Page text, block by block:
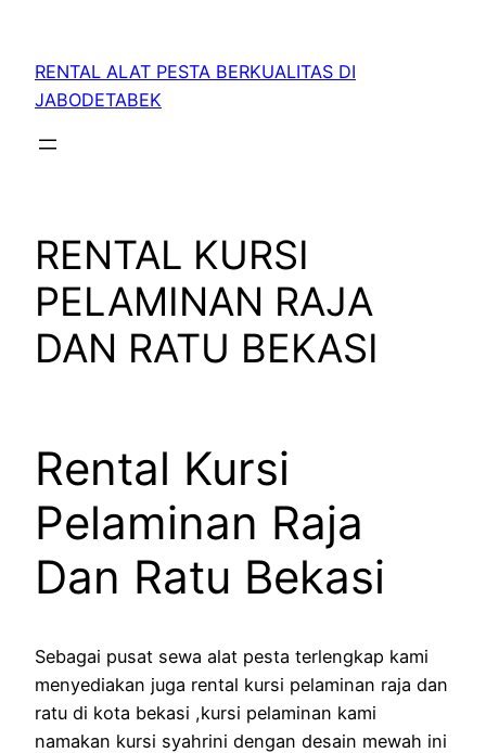
RENTAL ALAT PESTA BERKUALITAS DI
JABODETABEK
RENTAL KURSI
PELAMINAN RAJA
DAN RATU BEKASI
Rental Kursi
Pelaminan Raja
Dan Ratu Bekasi
Sebagai pusat sewa alat pesta terlengkap kami
menyediakan juga rental kursi pelaminan raja dan
ratu di kota bekasi ,kursi pelaminan kami
namakan kursi syahrini dengan desain mewah ini